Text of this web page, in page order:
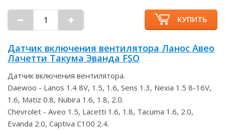
КУПИТЬ
Датчик включения вентилятора Ланос Авео
Лачетти Такума Эванда FSO
Датчик включения вентилятора.
Daewoo - Lanos 1.4 8V, 1.5, 1.6, Sens 1.3, Nexia 1.5 8-16V,
1.6, Matiz 0.8, Nubira 1.6, 1.8, 2.0.
Chevrolet - Aveo 1.5, Lacetti 1.6, 1.8, Tacuma 1.6, 2.0,
Evanda 2.0, Captiva C100 2.4.